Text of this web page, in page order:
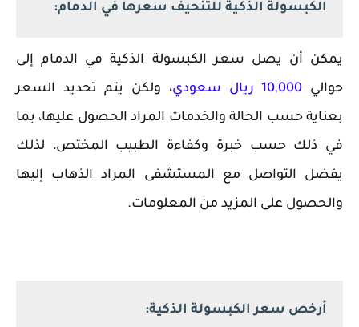
الكبسولة الذكية للتنحيف سعرها في الدمام:
‏يمكن أن يصل سعر الكبسولة الذكية في الدمام إلى
حوالي 10,000 ريال سعودي
، ولكن يتم تحديد السعر
بعناية حسب الحالة والخدمات المراد الحصول عليها، بما
في ذلك حسب خبرة وكفاءة الطبيب المختص، لذلك
يفضل التواصل مع المستشفى المراد الذهاب إليها
والحصول على المزيد من المعلومات.
أرخص سعر الكبسولة الذكية: